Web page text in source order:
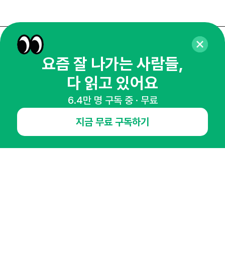
매주 화요일 아침,
마케팅 감각을 깨워 드릴게요!
65,043명의 마케터를 성장시키는 뉴스레터
요즘 잘 나가는 사람들,
다 읽고 있어요
6.4만 명 구독 중 · 무료
지금 무료 구독하기